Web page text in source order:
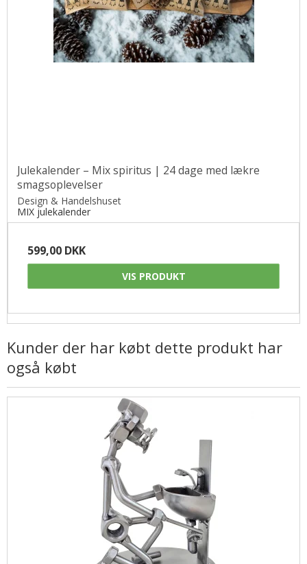
Julekalender – Mix spiritus | 24 dage med lækre
smagsoplevelser
Design & Handelshuset
MIX julekalender
599,00 DKK
VIS PRODUKT
Kunder der har købt dette produkt har
også købt